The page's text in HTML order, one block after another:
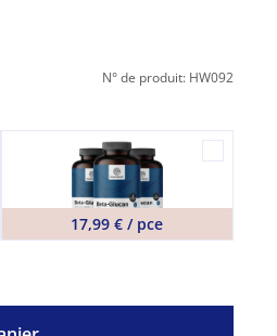
N° de produit: HW092
17,99 € / pce